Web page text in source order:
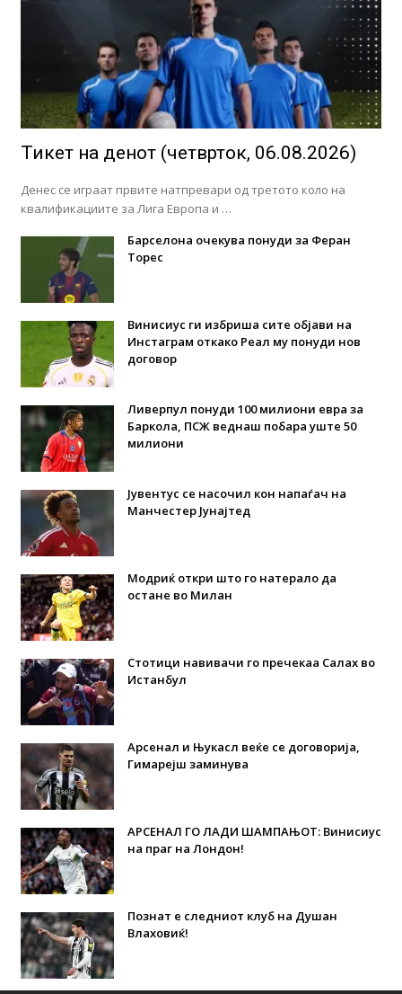
Тикет на денот (четврток, 06.08.2026)
Денес се играат првите натпревари од третото коло на
квалификациите за Лига Европа и …
Барселона очекува понуди за Феран
Торес
Винисиус ги избриша сите објави на
Инстаграм откако Реал му понуди нов
договор
Ливерпул понуди 100 милиони евра за
Баркола, ПСЖ веднаш побара уште 50
милиони
Јувентус се насочил кон напаѓач на
Манчестер Јунајтед
Модриќ откри што го натерало да
остане во Милан
Стотици навивачи го пречекаа Салах во
Истанбул
Арсенал и Њукасл веќе се договорија,
Гимарејш заминува
АРСЕНАЛ ГО ЛАДИ ШАМПАЊОТ: Винисиус
на праг на Лондон!
Познат е следниот клуб на Душан
Влаховиќ!